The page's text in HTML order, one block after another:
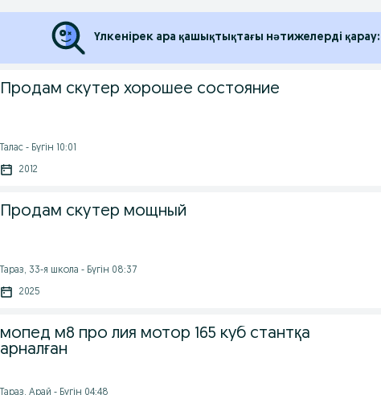
Үлкенірек ара қашықтықтағы нәтижелерді қарау:
Продам скутер хорошее состояние
Талас - Бүгін 10:01
2012
Продам скутер мощный
Тараз, 33-я школа - Бүгін 08:37
2025
мопед м8 про лия мотор 165 куб стантқа
арналған
Тараз, Арай - Бүгін 04:48